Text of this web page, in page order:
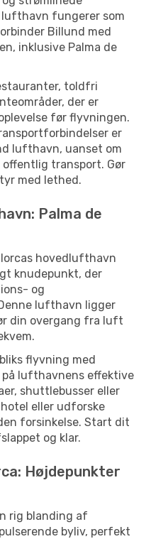
lufthavn fungerer som
Billund med
inklusive Palma de
toldfri
der er
før flyvningen.
er
lufthavn, uanset om
offentlig transport. Gør
med lethed.
Palma de
hovedlufthavn
knudepunkt, der
og
lufthavn ligger
din overgang fra luft
flyvning med
lufthavnens effektive
shuttlebusser eller
eller udforske
forsinkelse. Start dit
og klar.
Højdepunkter
rig blanding af
byliv, perfekt